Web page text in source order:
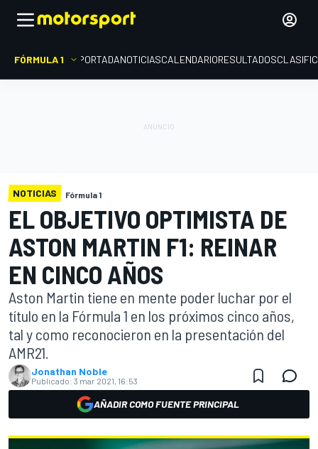
FÓRMULA 1 PORTADANOTICIASCALENDARIORESULTADOS
NOTICIAS Fórmula 1
EL OBJETIVO OPTIMISTA DE
ASTON MARTIN F1: REINAR
EN CINCO AÑOS
Aston Martin tiene en mente poder luchar por el
título en la Fórmula 1 en los próximos cinco años,
tal y como reconocieron en la presentación del
AMR21.
Jonathan Noble
Publicado: 3 mar 2021, 16:53
AÑADIR COMO FUENTE PRINCIPAL